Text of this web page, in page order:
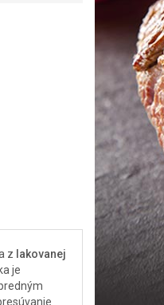
z lakovanej
je